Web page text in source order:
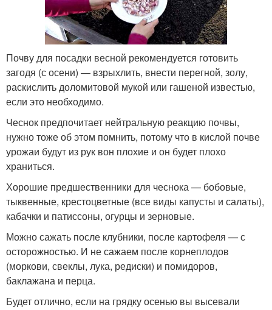
Почву для посадки весной рекомендуется готовить
загодя (с осени) — взрыхлить, внести перегной, золу,
раскислить доломитовой мукой или гашеной известью,
если это необходимо.
Чеснок предпочитает нейтральную реакцию почвы,
нужно тоже об этом помнить, потому что в кислой почве
урожаи будут из рук вон плохие и он будет плохо
храниться.
Хорошие предшественники для чеснока — бобовые,
тыквенные, крестоцветные (все виды капусты и салаты),
кабачки и патиссоны, огурцы и зерновые.
Можно сажать после клубники, после картофеля — с
осторожностью. И не сажаем после корнеплодов
(моркови, свеклы, лука, редиски) и помидоров,
баклажана и перца.
Будет отлично, если на грядку осенью вы высевали